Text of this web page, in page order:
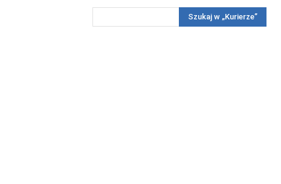
Reportaż KonkursyWięcej
Szukaj w „Kurierze”